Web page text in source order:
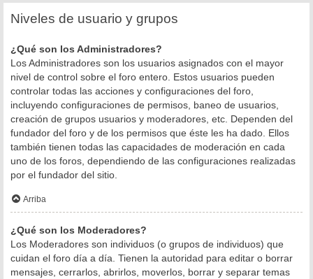
Niveles de usuario y grupos
¿Qué son los Administradores?
Los Administradores son los usuarios asignados con el mayor
nivel de control sobre el foro entero. Estos usuarios pueden
controlar todas las acciones y configuraciones del foro,
incluyendo configuraciones de permisos, baneo de usuarios,
creación de grupos usuarios y moderadores, etc. Dependen del
fundador del foro y de los permisos que éste les ha dado. Ellos
también tienen todas las capacidades de moderación en cada
uno de los foros, dependiendo de las configuraciones realizadas
por el fundador del sitio.
Arriba
¿Qué son los Moderadores?
Los Moderadores son individuos (o grupos de individuos) que
cuidan el foro día a día. Tienen la autoridad para editar o borrar
mensajes, cerrarlos, abrirlos, moverlos, borrar y separar temas